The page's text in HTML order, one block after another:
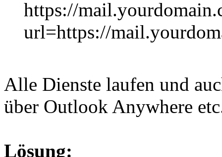
https://
url=https://
Alle Dienste laufen und
über Outlook Anywhere
Lösung: